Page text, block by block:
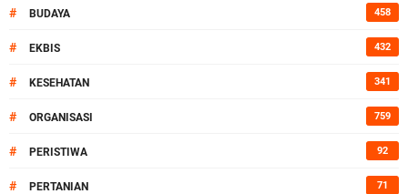
# BUDAYA 458
# EKBIS 432
# KESEHATAN 341
# ORGANISASI 759
# PERISTIWA 92
# PERTANIAN 71